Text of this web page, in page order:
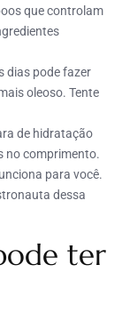
que controlam
dias pode fazer
oleoso. Tente
de hidratação
no comprimento.
para você.
dessa
ter